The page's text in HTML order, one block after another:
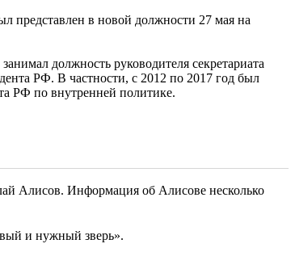
представлен в новой должности 27 мая на
должность руководителя секретариата
РФ. В частности, с 2012 по 2017 год был
РФ по внутренней политике.
Алисов. Информация об Алисове несколько
и нужный зверь».